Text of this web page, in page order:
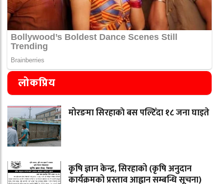
लोकप्रिय
मोरङमा सिरहाकाे बस पल्टिँदा १८ जना घाइते
कृषि ज्ञान केन्द्र, सिरहाको (कृषि अनुदान
कार्यक्रमको प्रस्ताव आह्वान सम्बन्धि सूचना)